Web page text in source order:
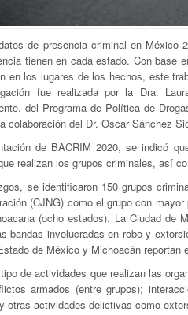
de presencia criminal en México
tienen en cada estado. Con base
en los lugares de los hechos, este
fue realizada por la Dra.
del Programa de Política de
colaboración del Dr. Oscar Sánchez
de BACRIM 2020, se indicó
realizan los grupos criminales, así
se identificaron 150 grupos
(CJNG) como el grupo con
(ocho estados). La Ciudad de
bandas involucradas en robo y
de México y Michoacán reportan
de actividades que realizan las
armados (entre grupos);
otras actividades delictivas como